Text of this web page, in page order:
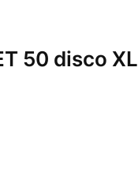
50 disco XL